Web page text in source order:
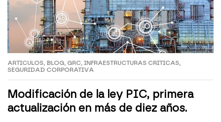
ARTICULOS, BLOG, GRC, INFRAESTRUCTURAS CRITICAS,
SEGURIDAD CORPORATIVA
Modificación de la ley PIC, primera
actualización en más de diez años.